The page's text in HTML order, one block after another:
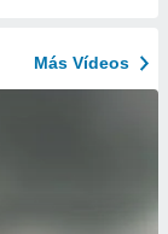
Más Vídeos